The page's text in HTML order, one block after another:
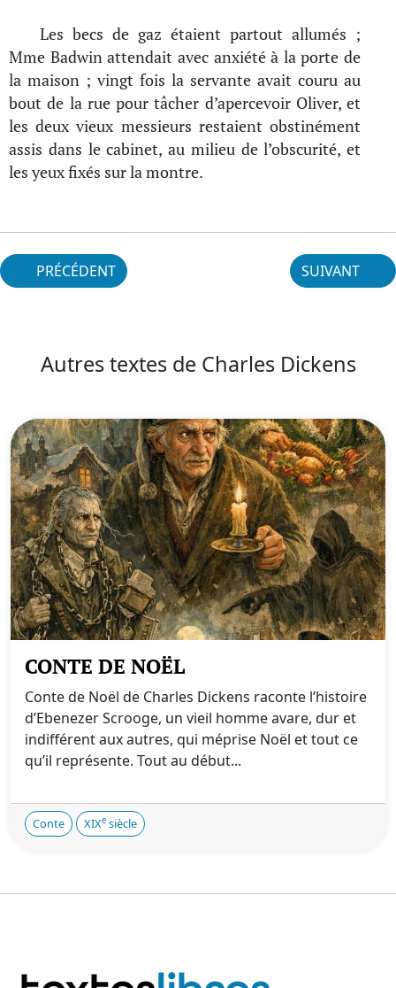
Les becs de gaz étaient partout allumés ;
Mme Badwin attendait avec anxiété à la porte de
la maison ; vingt fois la servante avait couru au
bout de la rue pour tâcher d’apercevoir Oliver, et
les deux vieux messieurs restaient obstinément
assis dans le cabinet, au milieu de l’obscurité, et
les yeux fixés sur la montre.
PRÉCÉDENT SUIVANT
Autres textes de Charles Dickens
CONTE DE NOËL
Conte de Noël de Charles Dickens raconte l’histoire
d’Ebenezer Scrooge, un vieil homme avare, dur et
indifférent aux autres, qui méprise Noël et tout ce
qu’il représente. Tout au début...
Conte XIXe siècle